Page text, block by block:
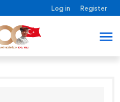
Log in Register